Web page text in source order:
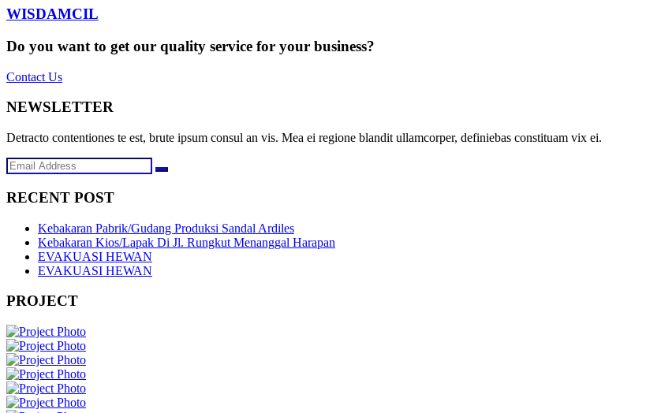
WISDAMCIL
Do you want to get our quality service for your business?
Contact Us
NEWSLETTER
Detracto contentiones te est, brute ipsum consul an vis. Mea ei regione blandit ullamcorper, definiebas constituam vix ei.
RECENT POST
Kebakaran Pabrik/Gudang Produksi Sandal Ardiles
Kebakaran Kios/Lapak Di Jl. Rungkut Menanggal Harapan
EVAKUASI HEWAN
EVAKUASI HEWAN
PROJECT